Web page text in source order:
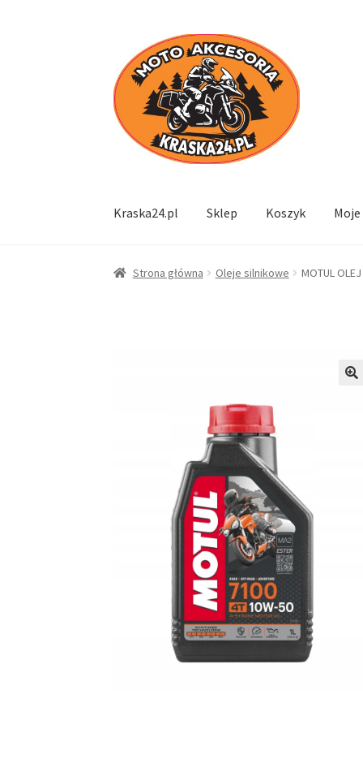
Przejdź
do
nawigacji
Przejdź
do
treści
Kraska24.pl Sklep Koszyk
Strona główna Oleje silnikowe MOTUL